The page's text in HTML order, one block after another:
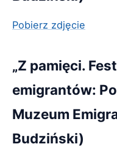
Pobierz zdjęcie
„Z pamięci.
emigrantów:
Muzeum
Budziński)